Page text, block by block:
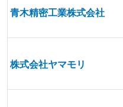
青木精密工業株式会社
株式会社ヤマモリ